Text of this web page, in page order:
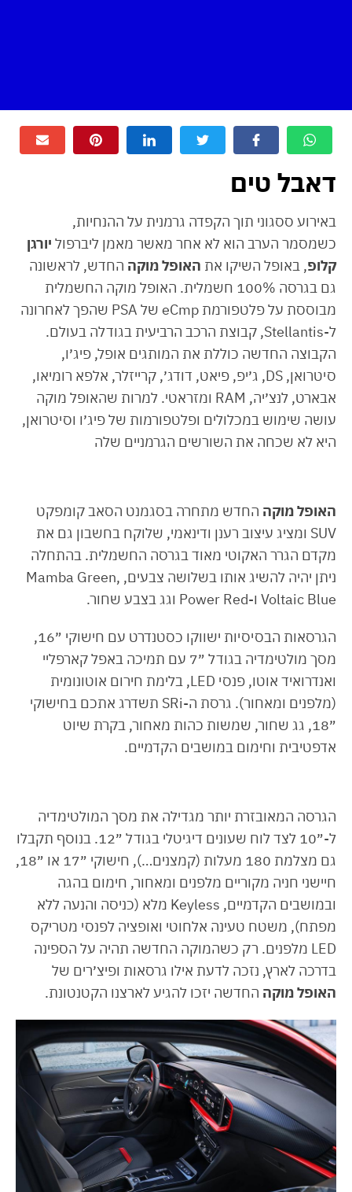
דאבל טים
באירוע ססגוני תוך הקפדה גרמנית על ההנחיות,
כשמסמר הערב הוא לא אחר מאשר מאמן ליברפול יורגן
קלופ, באופל השיקו את האופל מוקה החדש, לראשונה
גם בגרסה 100% חשמלית. האופל מוקה החשמלית
מבוססת על פלטפורמת eCmp של PSA שהפך לאחרונה
ל-Stellantis, קבוצת הרכב הרביעית בגודלה בעולם.
הקבוצה החדשה כוללת את המותגים אופל, פיג׳ו,
סיטרואן, DS, ג׳יפ, פיאט, דודג׳, קרייזלר, אלפא רומיאו,
אבארט, לנצ׳יה, RAM ומזראטי. למרות שהאופל מוקה
עושה שימוש במכלולים ופלטפורמות של פיג׳ו וסיטרואן,
היא לא שכחה את השורשים הגרמניים שלה
האופל מוקה החדש מתחרה בסגמנט הסאב קומפקט
SUV ומציג עיצוב רענן ודינאמי, שלוקח בחשבון גם את
מקדם הגרר האקוטי מאוד בגרסה החשמלית. בהתחלה
ניתן יהיה להשיג אותו בשלושה צבעים, Mamba Green,
Voltaic Blue ו-Power Red וגג בצבע שחור.
הגרסאות הבסיסיות ישווקו כסטנדרט עם חישוקי ״16,
מסך מולטימדיה בגודל ״7 עם תמיכה באפל קארפליי
ואנדרואיד אוטו, פנסי LED, בלימת חירום אוטונומית
(מלפנים ומאחור). גרסת ה-SRi תשדרג אתכם בחישוקי
״18, גג שחור, שמשות כהות מאחור, בקרת שיוט
אדפטיבית וחימום במושבים הקדמיים.
הגרסה המאובזרת יותר מגדילה את מסך המולטימדיה
ל-״10 לצד לוח שעונים דיגיטלי בגודל ״12. בנוסף תקבלו
גם מצלמת 180 מעלות (קמצנים…), חישוקי ״17 או ״18,
חיישני חניה מקוריים מלפנים ומאחור, חימום בהגה
ובמושבים הקדמיים, Keyless מלא (כניסה והנעה ללא
מפתח), משטח טעינה אלחוטי ואופציה לפנסי מטריקס
LED מלפנים. רק כשהמוקה החדשה תהיה על הספינה
בדרכה לארץ, נזכה לדעת אילו גרסאות ופיצ׳רים של
האופל מוקה החדשה יזכו להגיע לארצנו הקטנטונת.